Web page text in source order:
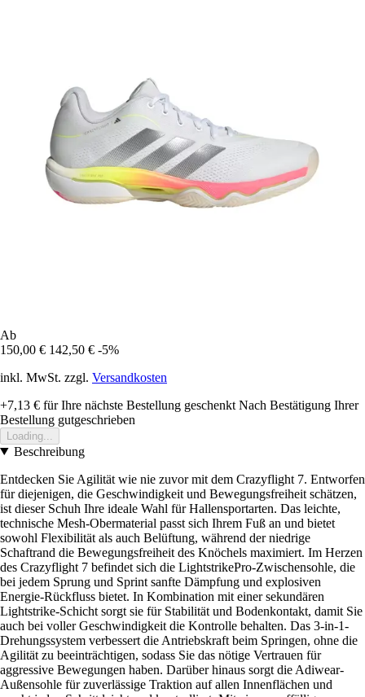
Ab
150,00 € 142,50 € -5%
inkl. MwSt. zzgl. Versandkosten
+7,13 € für Ihre nächste Bestellung geschenkt Nach Bestätigung Ihrer
Bestellung gutgeschrieben
Loading...
Beschreibung
Entdecken Sie Agilität wie nie zuvor mit dem Crazyflight 7. Entworfen
für diejenigen, die Geschwindigkeit und Bewegungsfreiheit schätzen,
ist dieser Schuh Ihre ideale Wahl für Hallensportarten. Das leichte,
technische Mesh-Obermaterial passt sich Ihrem Fuß an und bietet
sowohl Flexibilität als auch Belüftung, während der niedrige
Schaftrand die Bewegungsfreiheit des Knöchels maximiert. Im Herzen
des Crazyflight 7 befindet sich die LightstrikePro-Zwischensohle, die
bei jedem Sprung und Sprint sanfte Dämpfung und explosiven
Energie-Rückfluss bietet. In Kombination mit einer sekundären
Lightstrike-Schicht sorgt sie für Stabilität und Bodenkontakt, damit Sie
auch bei voller Geschwindigkeit die Kontrolle behalten. Das 3-in-1-
Drehungssystem verbessert die Antriebskraft beim Springen, ohne die
Agilität zu beeinträchtigen, sodass Sie das nötige Vertrauen für
aggressive Bewegungen haben. Darüber hinaus sorgt die Adiwear-
Außensohle für zuverlässige Traktion auf allen Innenflächen und